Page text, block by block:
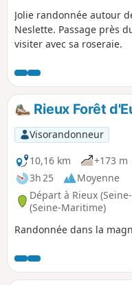
Jolie randonnée autour
Neslette. Passage près
visiter avec sa roseraie.
Rieux Forêt
Visorandonneur
10,16 km
+173 m
3h 25
Moyenne
Départ à Rieux
(Seine-Maritime)
Randonnée dans la